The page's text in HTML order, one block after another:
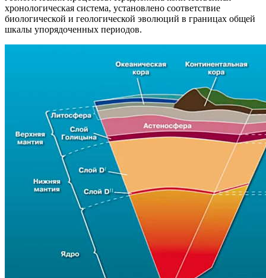
хронологическая система, установлено соответствие
биологической и геологической эволюций в границах общей
шкалы упорядоченных периодов.